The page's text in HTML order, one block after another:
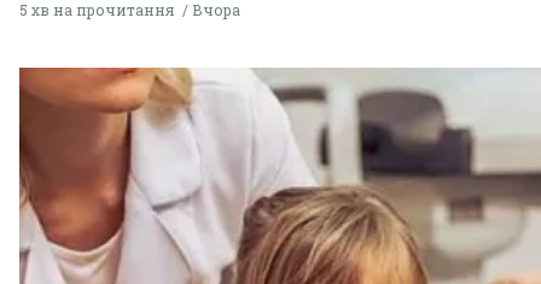
5 хв на прочитання Вчора